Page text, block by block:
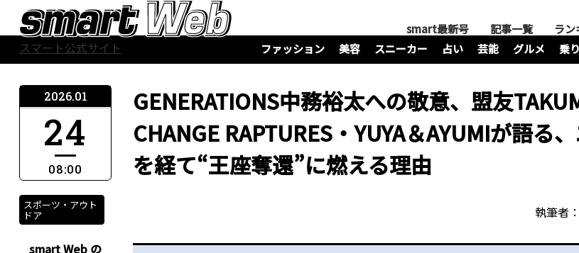
スマート公式サイト
smart最新号 記事一覧 ラ
ファッション
美容 スニーカー 占い 芸能 グルメ 乗
GENERATIONS中務裕太への敬意、盟友
CHANGE RAPTURES・YUYA＆AYUMIが語る
を経て“王座奪還”に燃える理由
執筆者：
2026.01
24
08:00
スポーツ・アウト
ドア
smart Web の